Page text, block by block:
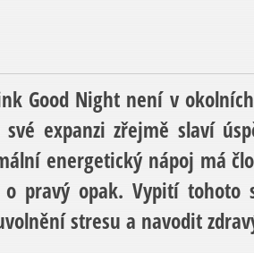
Good Night není v
expanzi zřejmě slaví
energetický nápoj má
pravý opak. Vypití tohoto
stresu a navodit